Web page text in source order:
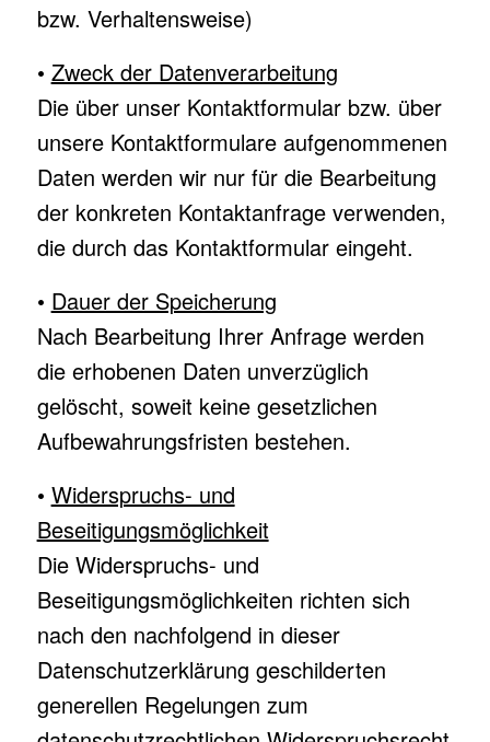
bzw. Verhaltensweise)
• Zweck der Datenverarbeitung
Die über unser Kontaktformular bzw. über
unsere Kontaktformulare aufgenommenen
Daten werden wir nur für die Bearbeitung
der konkreten Kontaktanfrage verwenden,
die durch das Kontaktformular eingeht.
• Dauer der Speicherung
Nach Bearbeitung Ihrer Anfrage werden
die erhobenen Daten unverzüglich
gelöscht, soweit keine gesetzlichen
Aufbewahrungsfristen bestehen.
• Widerspruchs- und
Beseitigungsmöglichkeit
Die Widerspruchs- und
Beseitigungsmöglichkeiten richten sich
nach den nachfolgend in dieser
Datenschutzerklärung geschilderten
generellen Regelungen zum